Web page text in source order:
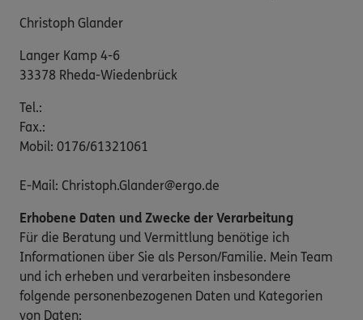
Christoph Glander
Langer Kamp 4-6
33378 Rheda-Wiedenbrück
Tel.:
Fax.:
Mobil: 0176/61321061
E-Mail: Christoph.Glander@ergo.de
Erhobene Daten und Zwecke der Verarbeitung
Für die Beratung und Vermittlung benötige ich
Informationen über Sie als Person/Familie. Mein Team
und ich erheben und verarbeiten insbesondere
folgende personenbezogenen Daten und Kategorien
von Daten: